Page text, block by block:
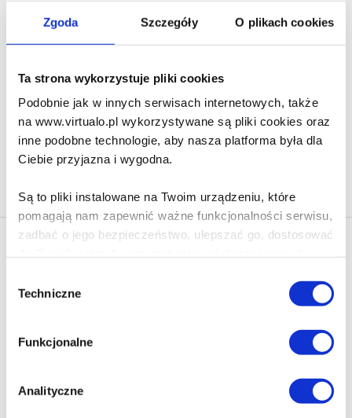
Zgoda Szczegóły O plikach cookies
Ta strona wykorzystuje pliki cookies
Podobnie jak w innych serwisach internetowych, także
na www.virtualo.pl wykorzystywane są pliki cookies oraz
inne podobne technologie, aby nasza platforma była dla
Ciebie przyjazna i wygodna.
Są to pliki instalowane na Twoim urządzeniu, które
pomagają nam zapewnić ważne funkcjonalności serwisu,
zadbać o jego bezpieczeństwo, ulepszać go, dostosować
Poza plikami, które są nam niezbędne do prawidłowego
i bezpiecznego działania serwisu - są także takie, które
wymagają Twojej zgody.
Każda udzielona zgoda poprawi Twoje doświadczenia
zgody
Techniczne
Funkcjonalne
Analityczne
Geoffrey Chaucer
Newsletter - rabat 10%
marketingowych dotyczących virtualo.pl oraz partnerów biznesowych
Virtualo.
Polityce Prywatności
Wycofanie zgody nie wpływa na zgodność z prawem przetwarzania